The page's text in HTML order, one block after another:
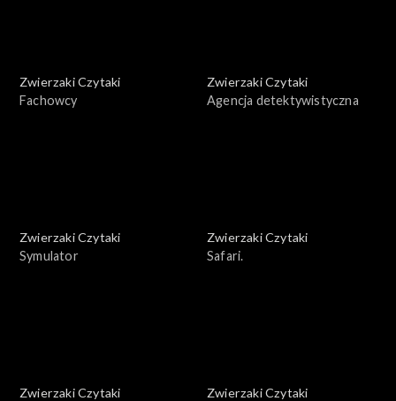
Zwierzaki Czytaki
Fachowcy
Zwierzaki Czytaki
Agencja detektywistyczna
Zwierzaki Czytaki
Symulator
Zwierzaki Czytaki
Safari.
Zwierzaki Czytaki
Zwierzaki Czytaki